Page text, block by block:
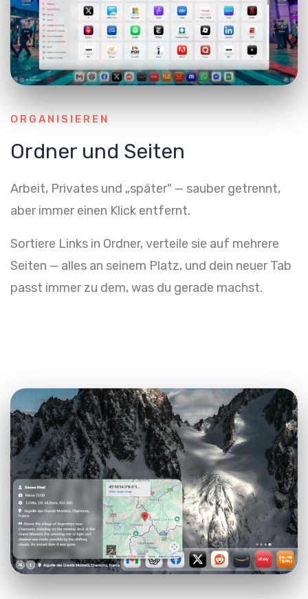
ORGANISIEREN
Ordner und Seiten
Arbeit, Privates und „später" — sauber getrennt,
aber immer einen Klick entfernt.
Sortiere Links in Ordner, verteile sie auf mehrere
Seiten — alles an seinem Platz, und dein neuer Tab
passt immer zu dem, was du gerade machst.